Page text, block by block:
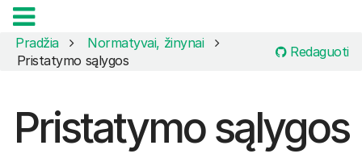
Redaguoti
Pradžia
Normatyvai, žinynai
Pristatymo sąlygos
Pristatymo sąlygos